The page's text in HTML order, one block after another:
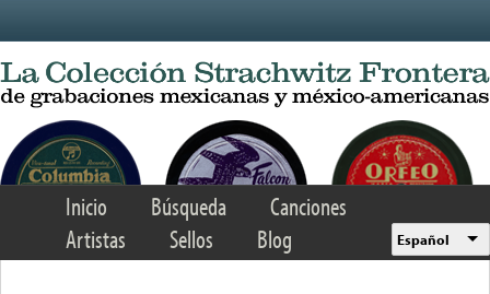
Inicio Búsqueda
Canciones
Artistas
Sellos Blog Español